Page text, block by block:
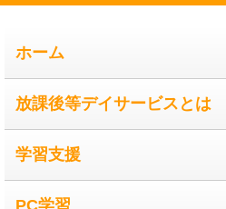
ホーム
放課後等デイサービスとは
学習支援